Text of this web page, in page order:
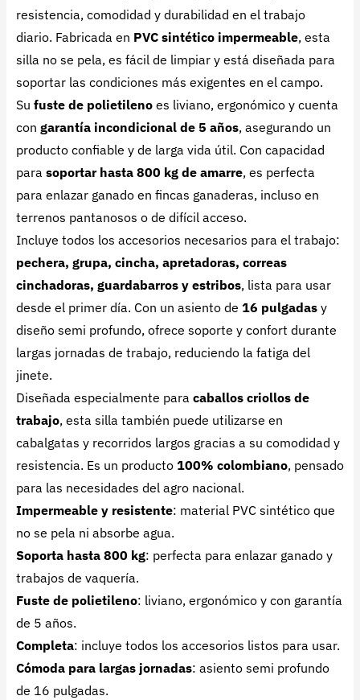
resistencia, comodidad y durabilidad en el trabajo
diario. Fabricada en PVC sintético impermeable, esta
silla no se pela, es fácil de limpiar y está diseñada para
soportar las condiciones más exigentes en el campo.
Su fuste de polietileno es liviano, ergonómico y cuenta
con garantía incondicional de 5 años, asegurando un
producto confiable y de larga vida útil. Con capacidad
para soportar hasta 800 kg de amarre, es perfecta
para enlazar ganado en fincas ganaderas, incluso en
terrenos pantanosos o de difícil acceso.
Incluye todos los accesorios necesarios para el trabajo:
pechera, grupa, cincha, apretadoras, correas
cinchadoras, guardabarros y estribos, lista para usar
desde el primer día. Con un asiento de 16 pulgadas y
diseño semi profundo, ofrece soporte y confort durante
largas jornadas de trabajo, reduciendo la fatiga del
jinete.
Diseñada especialmente para caballos criollos de
trabajo, esta silla también puede utilizarse en
cabalgatas y recorridos largos gracias a su comodidad y
resistencia. Es un producto 100% colombiano, pensado
para las necesidades del agro nacional.
Impermeable y resistente: material PVC sintético que
no se pela ni absorbe agua.
Soporta hasta 800 kg: perfecta para enlazar ganado y
trabajos de vaquería.
Fuste de polietileno: liviano, ergonómico y con garantía
de 5 años.
Completa: incluye todos los accesorios listos para usar.
Cómoda para largas jornadas: asiento semi profundo
de 16 pulgadas.